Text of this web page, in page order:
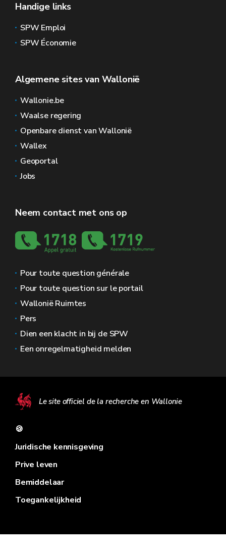
Handige links
SPW Emploi
SPW Économie
Algemene sites van Wallonië
Wallonie.be
Waalse regering
Openbare dienst van Wallonië
Wallex
Geoportal
Jobs
Neem contact met ons op
Pour toute question générale
Pour toute question sur le portail
Wallonië Ruimtes
Pers
Dien een klacht in bij de SPW
Een onregelmatigheid melden
Le site officiel de la recherche en Wallonie
🍪
Juridische kennisgeving
Prive leven
Bemiddelaar
Toegankelijkheid